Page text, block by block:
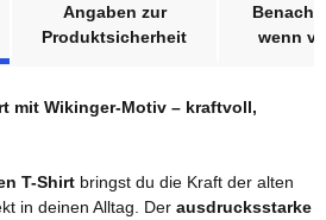
Angaben zur
Produktsicherheit
wenn
mit Wikinger-Motiv – kraftvoll,
T-Shirt bringst du die Kraft der alten
in deinen Alltag. Der ausdrucksstarke